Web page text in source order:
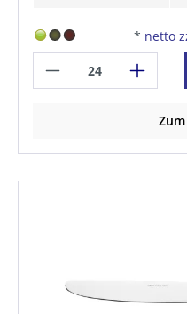
* netto